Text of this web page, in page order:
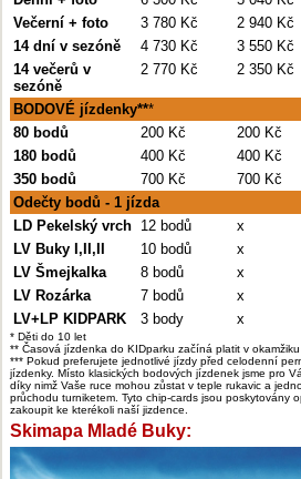
Večerní + foto
3 780 Kč 2 940 Kč
14 dní v sezóně
4 730 Kč 3 550 Kč
14 večerů v
sezóně
2 770 Kč 2 350 Kč
BODOVÉ jízdenky***
80 bodů
200 Kč 200 Kč
180 bodů
400 Kč 400 Kč
350 bodů
700 Kč 700 Kč
Odečty bodů - 1 jízda
LD Pekelský vrch 12 bodů x
LV Buky I,II,II
10 bodů x
LV Šmejkalka
8 bodů x
LV Rozárka
7 bodů x
LV+LP KIDPARK
3 body x
* Děti do 10 let
** Časová jízdenka do KIDparku začíná platit v
*** Pokud preferujete jednotlivé jízdy před celodenní
jízdenky. Místo klasických bodových jízdenek jsme pro
díky nimž Vaše ruce mohou zůstat v teple rukavic a
průchodu turniketem. Tyto chip-cards jsou poskytovány
zakoupit ke kterékoli naší jizdence.
Skimapa Mladé Buky: